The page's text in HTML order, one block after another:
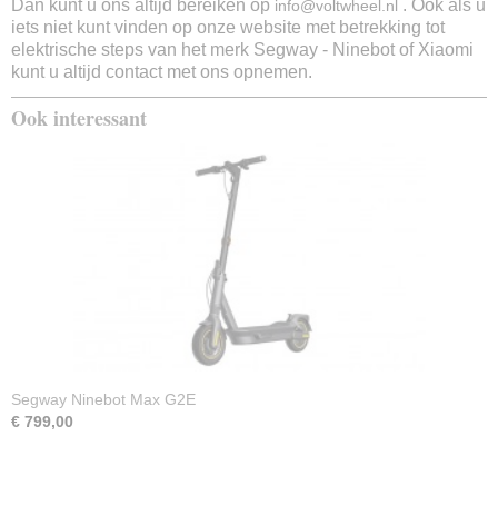
Max. oplaadtijd
5,5 uur
Uitneembare accu
Nee
Vervangbare accu
Mechanisch & elektronisch
Display
Dan kunt u ons altijd bereiken op info@voltwheel.nl . Ook als u
iets niet kunt vinden op onze website met betrekking tot
elektrische steps van het merk Segway - Ninebot of Xiaomi
kunt u altijd contact met ons opnemen.
Ook interessant
Segway Ninebot Max G2E
€ 799,00